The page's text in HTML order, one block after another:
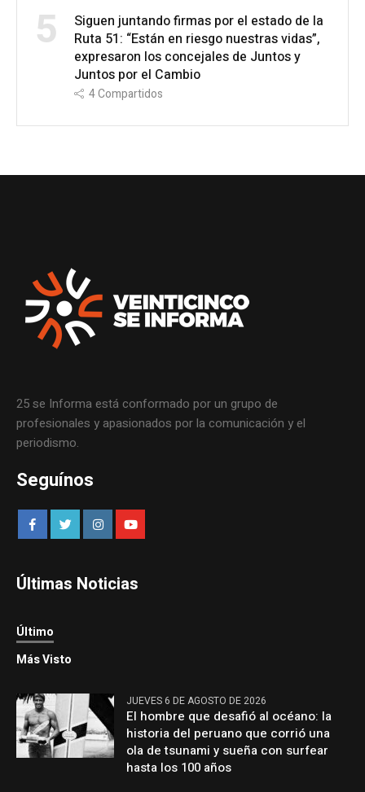
5
Siguen juntando firmas por el estado de la
Ruta 51: “Están en riesgo nuestras vidas”,
expresaron los concejales de Juntos y
Juntos por el Cambio
4Compartidos
25 se Informa está conformado por un grupo de
profesionales y apasionados por la comunicación y el
periodismo.
Seguínos
Últimas Noticias
Último
Más Visto
JUEVES 6 DE AGOSTO DE 2026
El hombre que desafió al océano: la
historia del peruano que corrió una
ola de tsunami y sueña con surfear
hasta los 100 años